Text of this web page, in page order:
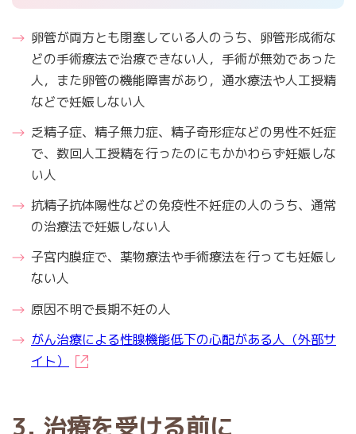
卵管が両方とも閉塞している人のうち、卵管形成術な
どの手術療法で治療できない人，手術が無効であった
人，また卵管の機能障害があり，通水療法や人工授精
などで妊娠しない人
乏精子症、精子無力症、精子奇形症などの男性不妊症
で、数回人工授精を行ったのにもかかわらず妊娠しな
い人
抗精子抗体陽性などの免疫性不妊症の人のうち、通常
の治療法で妊娠しない人
子宮内膜症で、薬物療法や手術療法を行っても妊娠し
ない人
原因不明で長期不妊の人
がん治療による性腺機能低下の心配がある人（外部サ
イト）
3. 治療を受ける前に